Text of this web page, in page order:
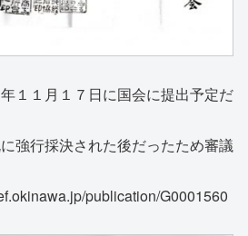
１１月１７日に国会に提出予定だ
強行採決された後だったため審議
publication/G0001560